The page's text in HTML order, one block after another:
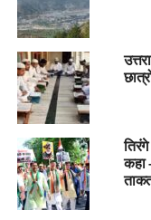
सबक सिखाया जाए।
करना जरूरी हो गया है।
#OperationSindoor
#
#
RELATED TOPICS:
NEPAL CHINA BORDER
PAKISTAN AIR STRIKE
कहा